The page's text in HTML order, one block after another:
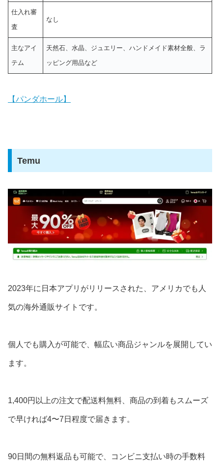
仕入れ審
査
なし
主なアイ
テム
天然石、水晶、ジュエリー、ハンドメイド素材全般、ラ
ッピング用品など
【パンダホール】
Temu
2023年に日本アプリがリリースされた、アメリカでも人
気の海外通販サイトです。
個人でも購入が可能で、幅広い商品ジャンルを展開してい
ます。
1,400円以上の注文で配送料無料、商品の到着もスムーズ
で早ければ4〜7日程度で届きます。
90日間の無料返品も可能で、コンビニ支払い時の手数料